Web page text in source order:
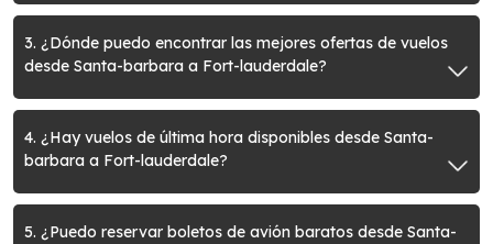
3. ¿Dónde puedo encontrar las mejores ofertas de vuelos
desde Santa-barbara a Fort-lauderdale?
4. ¿Hay vuelos de última hora disponibles desde Santa-
barbara a Fort-lauderdale?
5. ¿Puedo reservar boletos de avión baratos desde Santa-